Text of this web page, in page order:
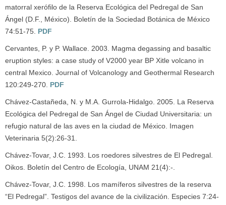
matorral xerófilo de la Reserva Ecológica del Pedregal de San
Ángel (D.F., México). Boletín de la Sociedad Botánica de México
74:51-75. PDF
Cervantes, P. y P. Wallace. 2003. Magma degassing and basaltic
eruption styles: a case study of V2000 year BP Xitle volcano in
central Mexico. Journal of Volcanology and Geothermal Research
120:249-270. PDF
Chávez-Castañeda, N. y M.A. Gurrola-Hidalgo. 2005. La Reserva
Ecológica del Pedregal de San Ángel de Ciudad Universitaria: un
refugio natural de las aves en la ciudad de México. Imagen
Veterinaria 5(2):26-31.
Chávez-Tovar, J.C. 1993. Los roedores silvestres de El Pedregal.
Oikos. Boletín del Centro de Ecología, UNAM 21(4):-.
Chávez-Tovar, J.C. 1998. Los mamíferos silvestres de la reserva
“El Pedregal”. Testigos del avance de la civilización. Especies 7:24-